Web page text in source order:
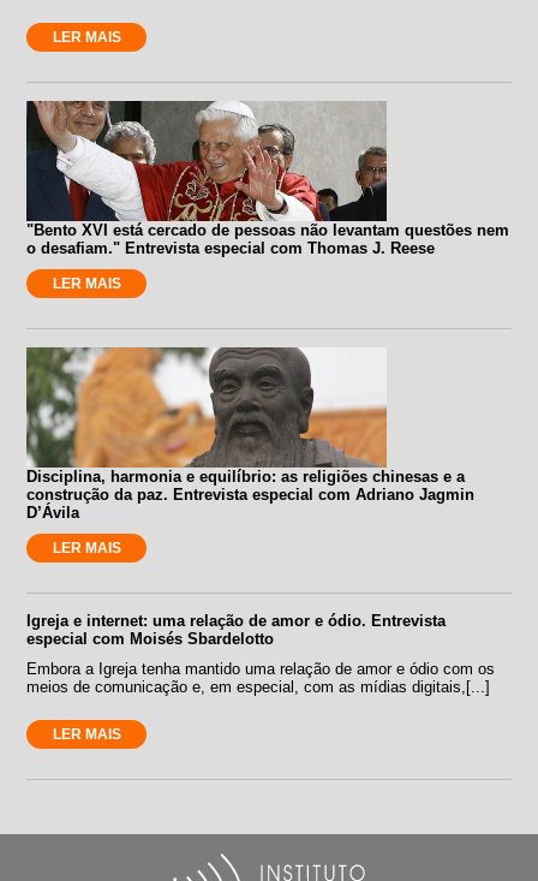
LER MAIS
"Bento XVI está cercado de pessoas não levantam questões nem
o desafiam." Entrevista especial com Thomas J. Reese
LER MAIS
Disciplina, harmonia e equilíbrio: as religiões chinesas e a
construção da paz. Entrevista especial com Adriano Jagmin
D’Ávila
LER MAIS
Igreja e internet: uma relação de amor e ódio. Entrevista
especial com Moisés Sbardelotto
Embora a Igreja tenha mantido uma relação de amor e ódio com os
meios de comunicação e, em especial, com as mídias digitais,[...]
LER MAIS